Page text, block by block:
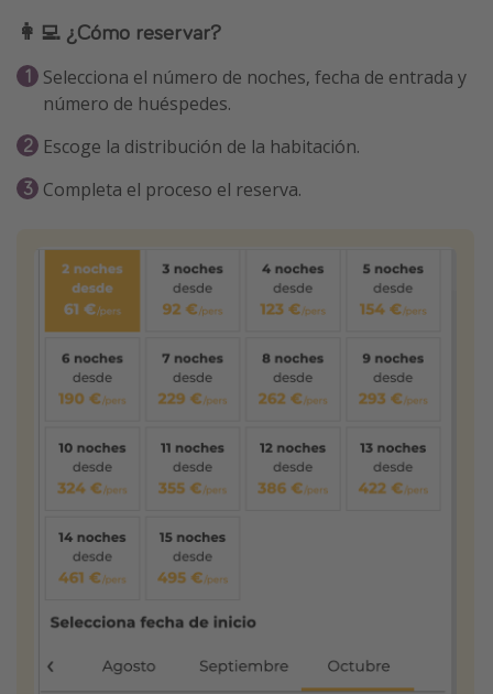
👩‍💻 ¿Cómo reservar?
Selecciona el número de noches, fecha de entrada y
número de huéspedes.
Escoge la distribución de la habitación.
Completa el proceso el reserva.